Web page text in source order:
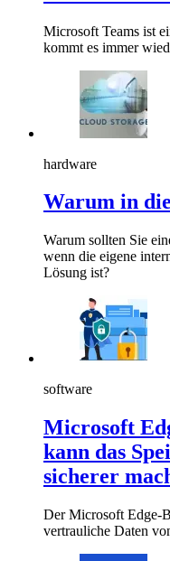
Microsoft Teams ist
kommt es immer
hardware
Warum in
Warum sollten Sie
wenn die eigene
Lösung ist?
software
Microsoft
kann das
sicherer
Der Microsoft Edge-
vertrauliche Daten